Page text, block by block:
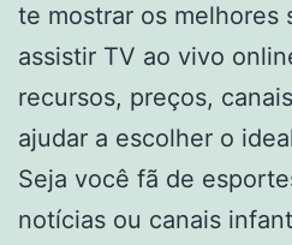
te mostrar os melhores
assistir TV ao vivo
recursos, preços,
ajudar a escolher o
Seja você fã de
notícias ou canais